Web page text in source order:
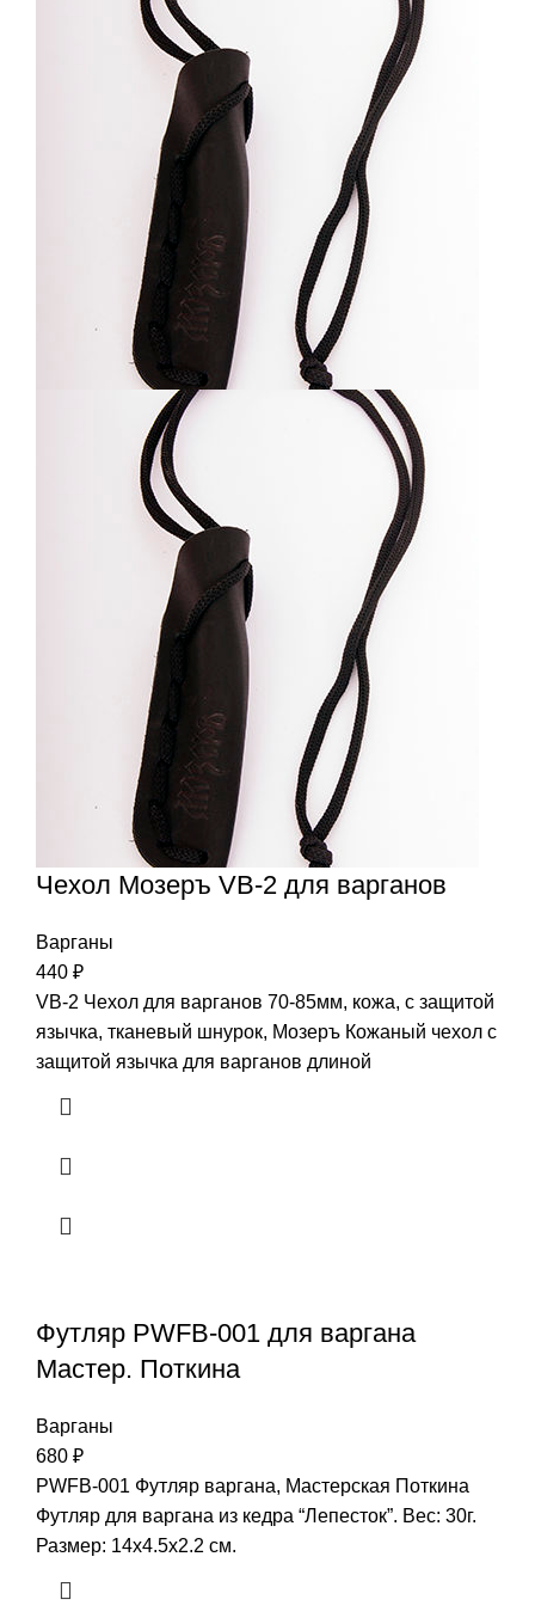
Чехол Мозеръ VB-2 для варганов
Варганы
440 ₽
VB-2 Чехол для варганов 70-85мм, кожа, с защитой
язычка, тканевый шнурок, Мозеръ Кожаный чехол c
защитой язычка для варганов длиной
Футляр PWFB-001 для варгана
Мастер. Поткина
Варганы
680 ₽
PWFB-001 Футляр варгана, Мастерская Поткина
Футляр для варгана из кедра “Лепесток”. Вес: 30г.
Размер: 14х4.5х2.2 см.